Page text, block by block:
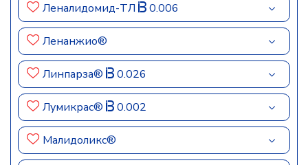
Леналидомид-ТЛ 0.006
Ленанжио®
Линпарза® 0.026
Лумикрас® 0.002
Малидоликс®